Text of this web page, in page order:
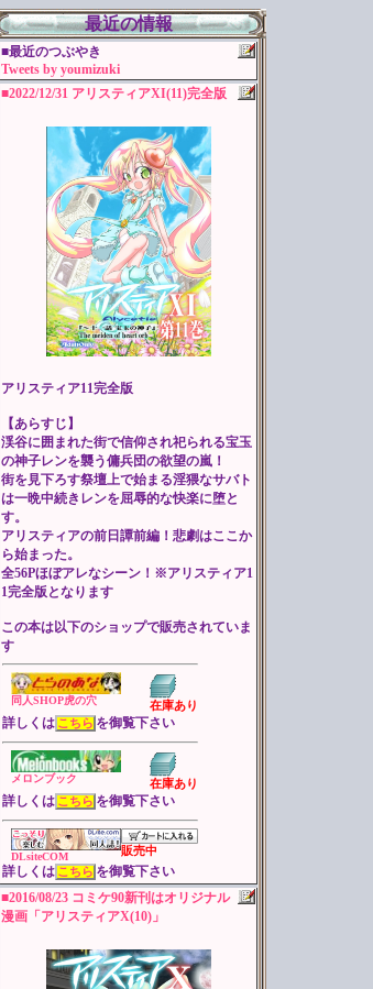
最近の情報
■最近のつぶやき
Tweets by youmizuki
■2022/12/31 アリスティアXI(11)完全版
アリスティア11完全版
【あらすじ】
渓谷に囲まれた街で信仰され祀られる宝玉
の神子レンを襲う傭兵団の欲望の嵐！
街を見下ろす祭壇上で始まる淫猥なサバト
は一晩中続きレンを屈辱的な快楽に堕と
す。
アリスティアの前日譚前編！悲劇はここか
ら始まった。
全56Pほぼアレなシーン！※アリスティア1
1完全版となります
この本は以下のショップで販売されていま
す
同人SHOP虎の穴 在庫あり
詳しくは こちら を御覧下さい
メロンブック 在庫あり
詳しくは こちら を御覧下さい
DLsiteCOM 販売中
詳しくは こちら を御覧下さい
■2016/08/23 コミケ90新刊はオリジナル
漫画「アリスティアX(10)」